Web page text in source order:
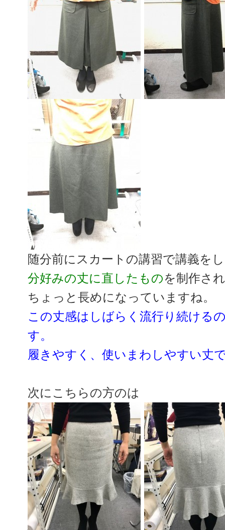
随分前にスカートの講習で講義を
分好みの丈に直したものを制作さ
ちょっと長めになっていますね。
この丈感はしばらく流行り続ける
す。
履きやすく、使いまわしやすい丈
次にこちらの方のは